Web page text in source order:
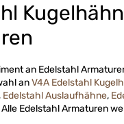
an Edelstahl
anV4A Edelstahl
Edelstahl Auslaufhähne,
Alle Edelstahl Armaturen